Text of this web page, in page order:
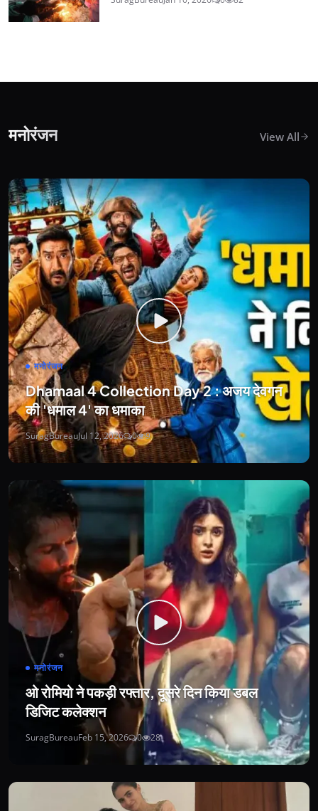
मनोरंजन View All
मनोरंजन
Dhamaal 4 Collection Day 2 : अजय देवगन
की 'धमाल 4' का धमाका
SuragBureauJul 12, 2026 0 9
मनोरंजन
ओ रोमियो ने पकड़ी रफ्तार, दूसरे दिन किया डबल
डिजिट कलेक्शन
SuragBureauFeb 15, 2026 0 28